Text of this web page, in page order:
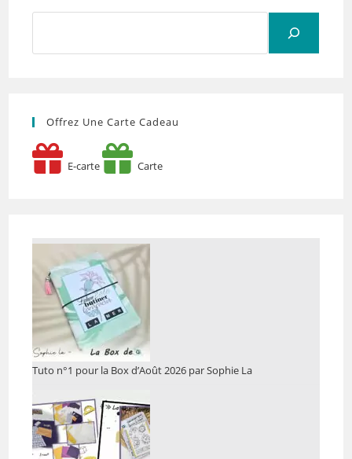
Offrez Une Carte Cadeau
E-carte Carte
Tuto n°1 pour la Box d’Août 2026 par Sophie La